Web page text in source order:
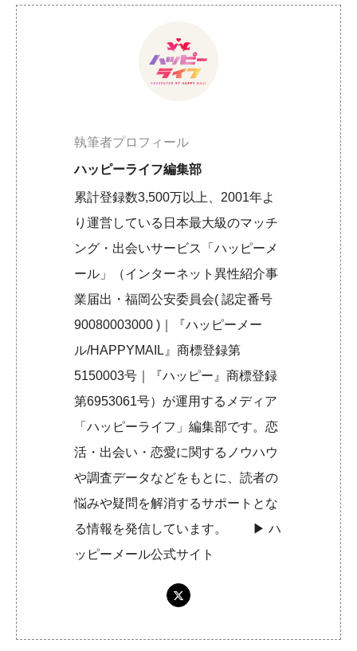
執筆者プロフィール
ハッピーライフ編集部
累計登録数3,500万以上、2001年よ
り運営している日本最大級のマッチ
ング・出会いサービス「ハッピーメ
ール」（インターネット異性紹介事
業届出・福岡公安委員会( 認定番号
90080003000 )｜『ハッピーメー
ル/HAPPYMAIL』商標登録第
5150003号｜『ハッピー』商標登録
第6953061号）が運用するメディア
「ハッピーライフ」編集部です。恋
活・出会い・恋愛に関するノウハウ
や調査データなどをもとに、読者の
悩みや疑問を解消するサポートとな
る情報を発信しています。 ▶︎ハ
ッピーメール公式サイト